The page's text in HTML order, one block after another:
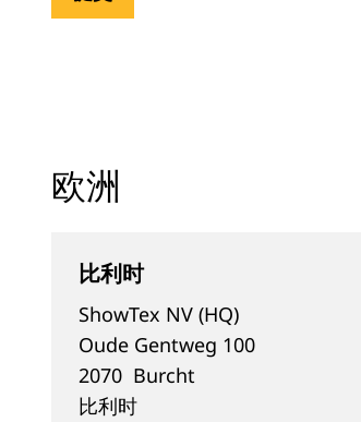
欧洲
比利时
ShowTex NV (HQ)
Oude Gentweg 100
2070 Burcht
比利时